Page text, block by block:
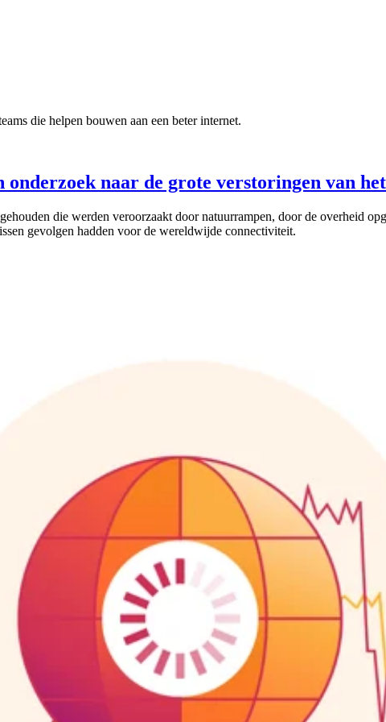
die helpen bouwen aan een beter internet.
naar de grote verstoringen van
die werden veroorzaakt door natuurrampen, door de overheid
gevolgen hadden voor de wereldwijde connectiviteit.